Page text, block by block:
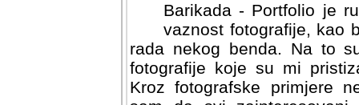
Barikada - Portfolio je
vaznost fotografije, kao
rada nekog benda. Na to
fotografije koje su mi
fotografske primjere